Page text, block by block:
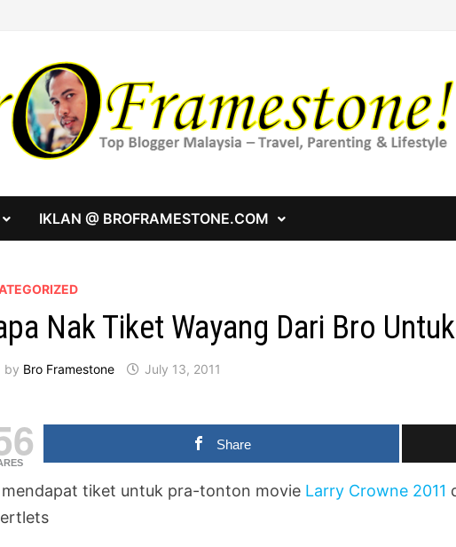
IKLAN @ BROFRAMESTONE.COM
Nak Tiket Wayang Dari Bro
by Bro Framestone July 13, 2011
Share
tiket untuk pra-tonton movie Larry Crowne 2011